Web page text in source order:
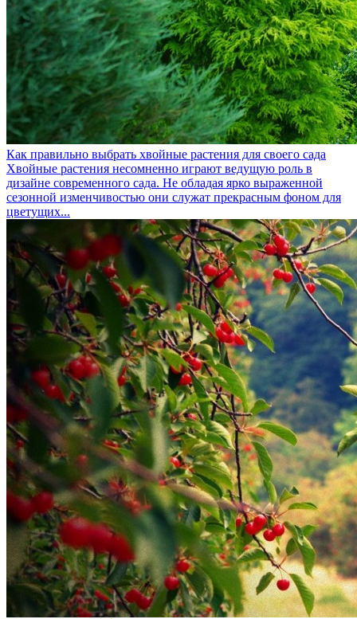
Как правильно выбрать хвойные растения для своего сада
Хвойные растения несомненно играют ведущую роль в
дизайне современного сада. Не обладая ярко выраженной
сезонной изменчивостью они служат прекрасным фоном для
цветущих...